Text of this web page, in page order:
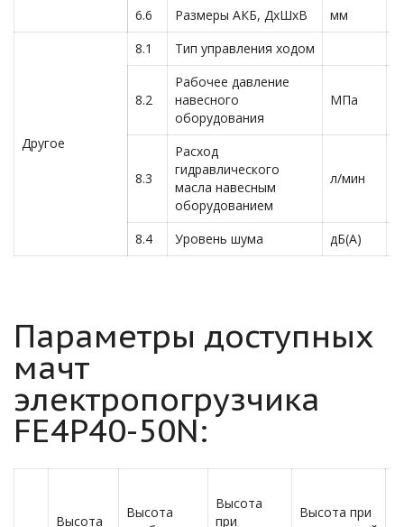
6.6 Размеры АКБ, ДxШxВ мм
Другое
8.1 Тип управления ходом
8.2
Рабочее давление
навесного
оборудования
МПа
8.3
Расход
гидравлического
масла навесным
оборудованием
л/мин
8.4 Уровень шума дБ(A)
Параметры доступных
мачт
электропогрузчика
FE4P40-50N:
Высота
Высота
Высота
при
Высота при